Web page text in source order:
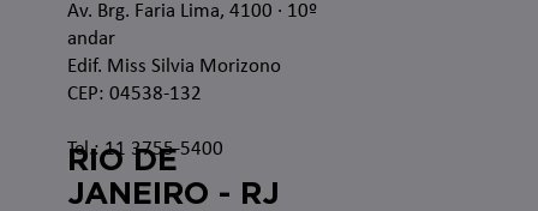
Av. Brg. Faria Lima, 4100 · 10º
andar
Edif. Miss Silvia Morizono
CEP: 04538-132
Tel.: 11 3755-5400
RIO DE
JANEIRO - RJ